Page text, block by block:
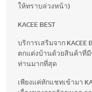
ให้ทราบล่วงหน้า)
KACEE BEST
บริการเสริมจาก KACEE
ตกแต่งบ้านด้วยสินค้าที่
ท่านมากที่สุด
เพียงแค่ทักแชทเข้ามา